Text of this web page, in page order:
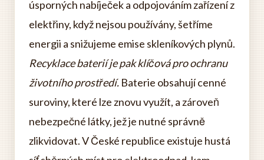
úsporných nabíječek a odpojováním zařízení z
elektřiny, když nejsou používány, šetříme
energii a snižujeme emise skleníkových plynů.
Recyklace baterií je pak klíčová pro ochranu
životního prostředí. Baterie obsahují cenné
suroviny, které lze znovu využít, a zároveň
nebezpečné látky, jež je nutné správně
zlikvidovat. V České republice existuje hustá